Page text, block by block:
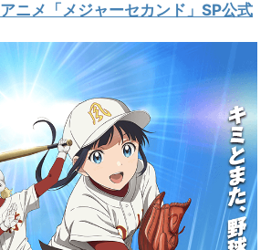
アニメ「メジャーセカンド」SP公式